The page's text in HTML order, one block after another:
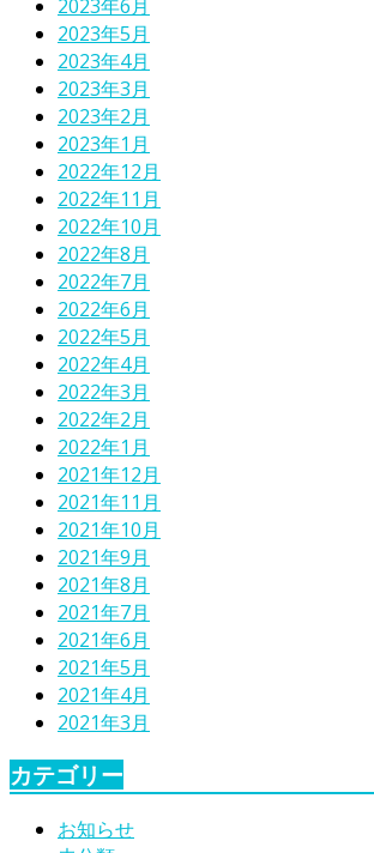
2023年6月
2023年5月
2023年4月
2023年3月
2023年2月
2023年1月
2022年12月
2022年11月
2022年10月
2022年8月
2022年7月
2022年6月
2022年5月
2022年4月
2022年3月
2022年2月
2022年1月
2021年12月
2021年11月
2021年10月
2021年9月
2021年8月
2021年7月
2021年6月
2021年5月
2021年4月
2021年3月
カテゴリー
お知らせ